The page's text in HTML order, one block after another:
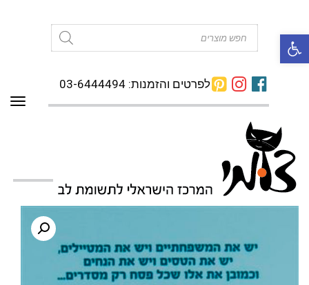
פתח סרגל נגישות
לפרטים והזמנות: 03-6444494